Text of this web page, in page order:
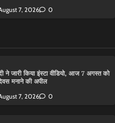
7, 2026 0
ने जारी किया इंस्टा वीडियो, आज 7 अगस्त को
मनाने की अपील
7, 2026 0